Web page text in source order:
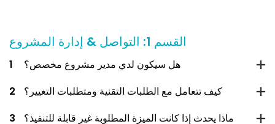
القسم 1: التواصل & إدارة المشروع
1
هل سيكون لدي مدير مشروع مخصص؟
2
كيف تتعامل مع الطلبات التقنية ومتطلبات التغيير؟
3
ماذا يحدث إذا كانت الميزة المطلوبة غير قابلة للتنفيذ؟